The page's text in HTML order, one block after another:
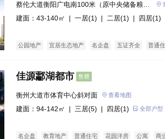
蔡伦大道衡阳广电南100米（原中央储备粮衡
阳直属库）
建面：43-140㎡ | 一居(1) | 二居(1) | 四居(1)
公园地产 宜居生态地产 名企盘 五证齐全 普通
佳源酃湖都市 售罄
衡州大道市体育中心斜对面 查看地图
建面：94-142㎡ | 三居(5) | 四居(1) 全部户型
名企盘 教育地产 普通住宅 花园洋房 公寓 商